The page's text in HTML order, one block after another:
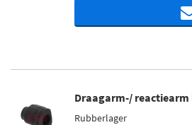
Draagarm-/ reactiearm
Rubberlager